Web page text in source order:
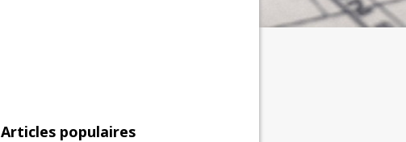
Articles populaires